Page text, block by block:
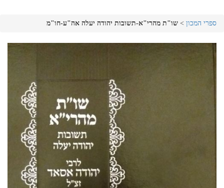
ספרי המכון > שו"ת מהרי"א-תשובות יהודה יעלה אה"ע-חו"מ